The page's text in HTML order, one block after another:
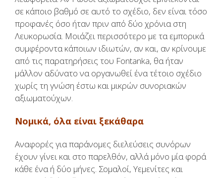
σε κάποιο βαθμό σε αυτό το σχέδιο, δεν είναι τόσο
προφανές όσο ήταν πριν από δύο χρόνια στη
Λευκορωσία. Μοιάζει περισσότερο με τα εμπορικά
συμφέροντα κάποιων ιδιωτών, αν και, αν κρίνουμε
από τις παρατηρήσεις του Fontanka, θα ήταν
μάλλον αδύνατο να οργανωθεί ένα τέτοιο σχέδιο
χωρίς τη γνώση έστω και μικρών συνοριακών
αξιωματούχων.
Νομικά, όλα είναι ξεκάθαρα
Αναφορές για παράνομες διελεύσεις συνόρων
έχουν γίνει και στο παρελθόν, αλλά μόνο μία φορά
κάθε ένα ή δύο μήνες. Σομαλοί, Υεμενίτες και